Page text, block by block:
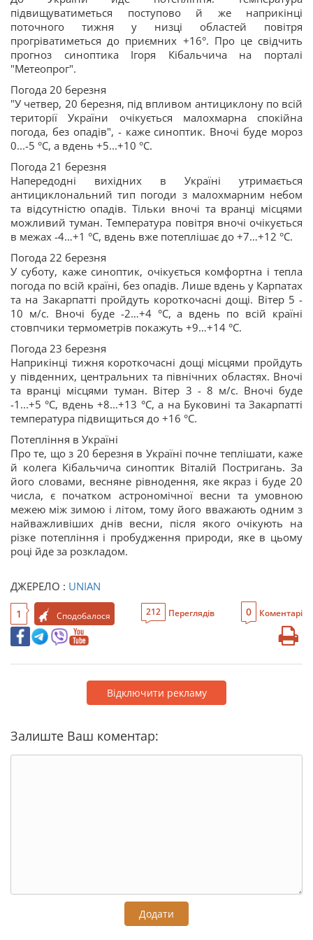
підвищуватиметься поступово й же наприкінці
поточного тижня у низці областей повітря
прогріватиметься до приємних +16°. Про це свідчить
прогноз синоптика Ігоря Кібальчича на порталі
"Метеопрог".
Погода 20 березня
"У четвер, 20 березня, під впливом антициклону по всій
території України очікується малохмарна спокійна
погода, без опадів", - каже синоптик. Вночі буде мороз
0...-5 °С, а вдень +5...+10 °С.
Погода 21 березня
Напередодні вихідних в Україні утримається
антициклональний тип погоди з малохмарним небом
та відсутністю опадів. Тільки вночі та вранці місцями
можливий туман. Температура повітря вночі очікується
в межах -4…+1 °С, вдень вже потеплішає до +7…+12 °С.
Погода 22 березня
У суботу, каже синоптик, очікується комфортна і тепла
погода по всій країні, без опадів. Лише вдень у Карпатах
та на Закарпатті пройдуть короткочасні дощі. Вітер 5 -
10 м/с. Вночі буде -2…+4 °С, а вдень по всій країні
стовпчики термометрів покажуть +9…+14 °С.
Погода 23 березня
Наприкінці тижня короткочасні дощі місцями пройдуть
у південних, центральних та північних областях. Вночі
та вранці місцями туман. Вітер 3 - 8 м/с. Вночі буде
-1...+5 °С, вдень +8...+13 °С, а на Буковині та Закарпатті
температура підвищиться до +16 °С.
Потепління в Україні
Про те, що з 20 березня в Україні почне теплішати, каже
й колега Кібальчича синоптик Віталій Постригань. За
його словами, весняне рівнодення, яке якраз і буде 20
числа, є початком астрономічної весни та умовною
межею між зимою і літом, тому його вважають одним з
найважливіших днів весни, після якого очікують на
різке потепління і пробудження природи, яке в цьому
році йде за розкладом.
ДЖЕРЕЛО : UNIAN
1 Сподобалося 212 Переглядів 0 Коментарі
Відключити рекламу
Залиште Ваш коментар:
Додати